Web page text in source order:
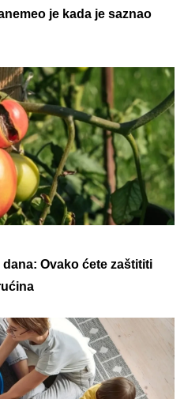
je kada je saznao
Ovako ćete zaštititi